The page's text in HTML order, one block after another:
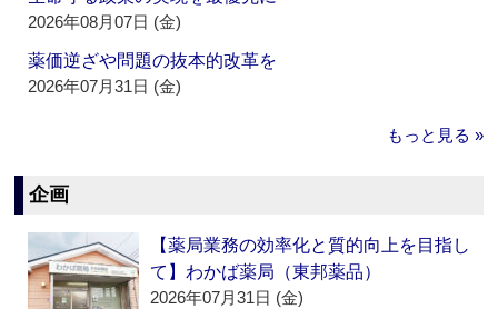
2026年08月07日 (金)
薬価逆ざや問題の抜本的改革を
2026年07月31日 (金)
もっと見る »
企画
【薬局業務の効率化と質的向上を目指し
て】わかば薬局（東邦薬品）
2026年07月31日 (金)